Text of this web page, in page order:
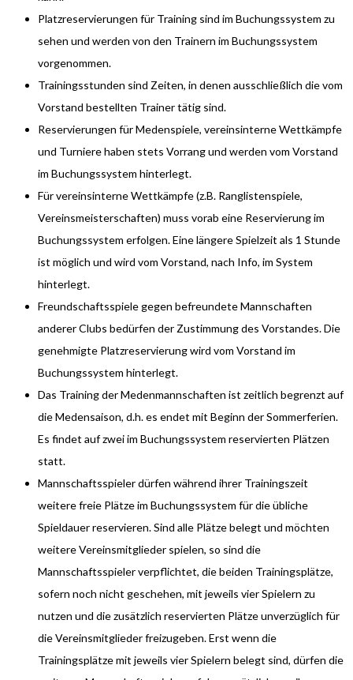
Platzreservierungen für Training sind im Buchungssystem zu
sehen und werden von den Trainern im Buchungssystem
vorgenommen.
Trainingsstunden sind Zeiten, in denen ausschließlich die vom
Vorstand bestellten Trainer tätig sind.
Reservierungen für Medenspiele, vereinsinterne Wettkämpfe
und Turniere haben stets Vorrang und werden vom Vorstand
im Buchungssystem hinterlegt.
Für vereinsinterne Wettkämpfe (z.B. Ranglistenspiele,
Vereinsmeisterschaften) muss vorab eine Reservierung im
Buchungssystem erfolgen. Eine längere Spielzeit als 1 Stunde
ist möglich und wird vom Vorstand, nach Info, im System
hinterlegt.
Freundschaftsspiele gegen befreundete Mannschaften
anderer Clubs bedürfen der Zustimmung des Vorstandes. Die
genehmigte Platzreservierung wird vom Vorstand im
Buchungssystem hinterlegt.
Das Training der Medenmannschaften ist zeitlich begrenzt auf
die Medensaison, d.h. es endet mit Beginn der Sommerferien.
Es findet auf zwei im Buchungssystem reservierten Plätzen
statt.
Mannschaftsspieler dürfen während ihrer Trainingszeit
weitere freie Plätze im Buchungssystem für die übliche
Spieldauer reservieren. Sind alle Plätze belegt und möchten
weitere Vereinsmitglieder spielen, so sind die
Mannschaftsspieler verpflichtet, die beiden Trainingsplätze,
sofern noch nicht geschehen, mit jeweils vier Spielern zu
nutzen und die zusätzlich reservierten Plätze unverzüglich für
die Vereinsmitglieder freizugeben. Erst wenn die
Trainingsplätze mit jeweils vier Spielern belegt sind, dürfen die